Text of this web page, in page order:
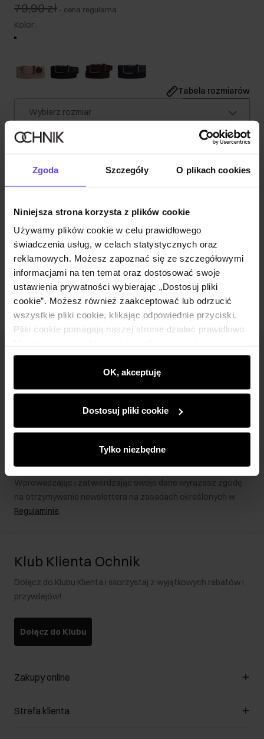
Zgoda Szczegóły O plikach cookies
Niniejsza strona korzysta z plików cookie
Używamy plików cookie w celu prawidłowego
świadczenia usług, w celach statystycznych oraz
reklamowych. Możesz zapoznać się ze szczegółowymi
informacjami na ten temat oraz dostosować swoje
ustawienia prywatności wybierając „Dostosuj pliki
cookie”. Możesz również zaakceptować lub odrzucić
wszystkie pliki cookie, klikając odpowiednie przyciski.
Pliki cookie pomagają naszej stronie działać prawidłowo.
wyświetlać im dopasowane do ich preferencji treści,
rekomendacje oraz komunikaty reklamowe informujące o
najnowszych promocjach w e-sklepie. Informacje o tym,
partnerom społecznościowym, reklamowym i
analitycznym. Partnerzy mogą połączyć te informacje z
podczas korzystania z ich usług.
OK, akceptuję
Dostosuj pliki cookie
Tylko niezbędne
79,90 zł - cena regularna
Kolor:
Tabela rozmiarów
Wybierz rozmiar
Wysyłka w 1 dzień roboczy
Opis produktu
Skład i wymiary
Opinie
Newsletter
Bądź na bieżąco z nowościami i promocjami!
Zapisz się
Wprowadzając i zatwierdzając swoje dane wyrażasz zgodę
na otrzymywanie newslettera na zasadach określonych w
Regulaminie.
Klub Klienta Ochnik
Dołącz do Klubu Klienta i skorzystaj z wyjątkowych rabatów i
przywilejów!
Dołącz do Klubu
Zakupy online
Zarządzaj cookies
Strefa klienta